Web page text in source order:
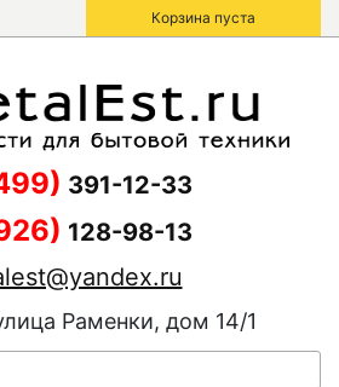
Корзина пуста
391-12-33
128-98-13
Раменки, дом 14/1